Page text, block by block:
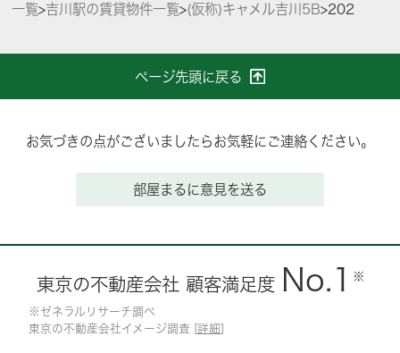
一覧>吉川駅の賃貸物件一覧>(仮称)キャメル吉川5B>202
ページ先頭に戻る
お気づきの点がございましたらお気軽にご連絡ください。
部屋まるに意見を送る
東京の不動産会社 顧客満足度 No.1 ※
※ゼネラルリサーチ調べ
東京の不動産会社イメージ調査 [ 詳細